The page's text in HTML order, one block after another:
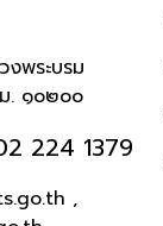
พระบรม
. ๑๐๒๐๐
224 1379
,